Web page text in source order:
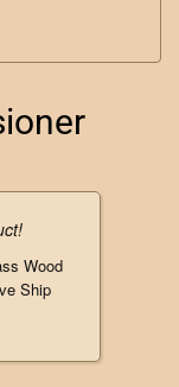
Wood
Ship